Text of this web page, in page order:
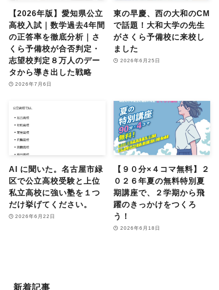
【2026年版】愛知県公立
高校入試｜数学過去4年間
の正答率を徹底分析｜さ
くら予備校が合否判定・
志望校判定８万人のデー
タから導き出した戦略
2026年7月6日
東の早慶、西の大和のCM
で話題！大和大学の先生
がさくら予備校に来校し
ました
2026年6月25日
AI に聞いた。名古屋市緑
区で公立高校受験と上位
私立高校に強い塾を１つ
だけ挙げてください。
2026年6月22日
【９０分×４コマ無料】２
０２６年夏の無料特別夏
期講座で、２学期から飛
躍のきっかけをつくろ
う！
2026年6月18日
新着記事